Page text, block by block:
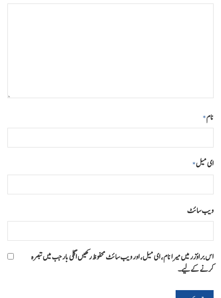
نام*
ای میل*
ویب‌ سائٹ
اس براؤزر میں میرا نام، ای میل، اور ویب سائٹ محفوظ رکھیں اگلی بار جب میں تبصرہ
کرنے کےلیے۔